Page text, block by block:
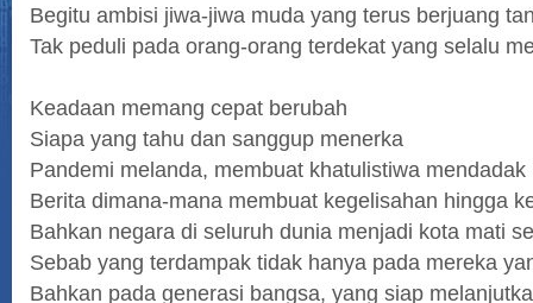
Begitu ambisi jiwa-jiwa muda yang terus berjuang
Tak peduli pada orang-orang terdekat yang selalu
Keadaan memang cepat berubah
Siapa yang tahu dan sanggup menerka
Pandemi melanda, membuat khatulistiwa mendadak
Berita dimana-mana membuat kegelisahan hingga
Bahkan negara di seluruh dunia menjadi kota mati
Sebab yang terdampak tidak hanya pada mereka
Bahkan pada generasi bangsa, yang siap